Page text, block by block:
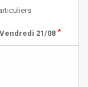
Vendredi 21/08 *